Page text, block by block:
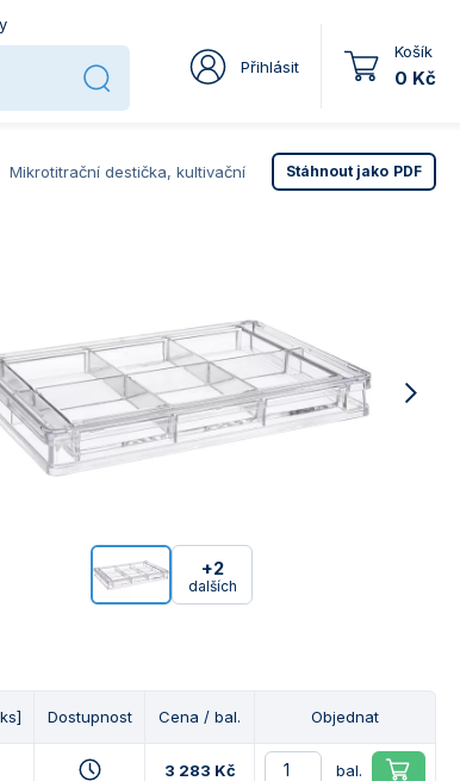
Přihlásit
Košík
0 Kč
Mikrotitrační destička, kultivační Stáhnout jako PDF
+2
dalších
Dostupnost Cena / bal. Objednat
3 283 Kč bal.